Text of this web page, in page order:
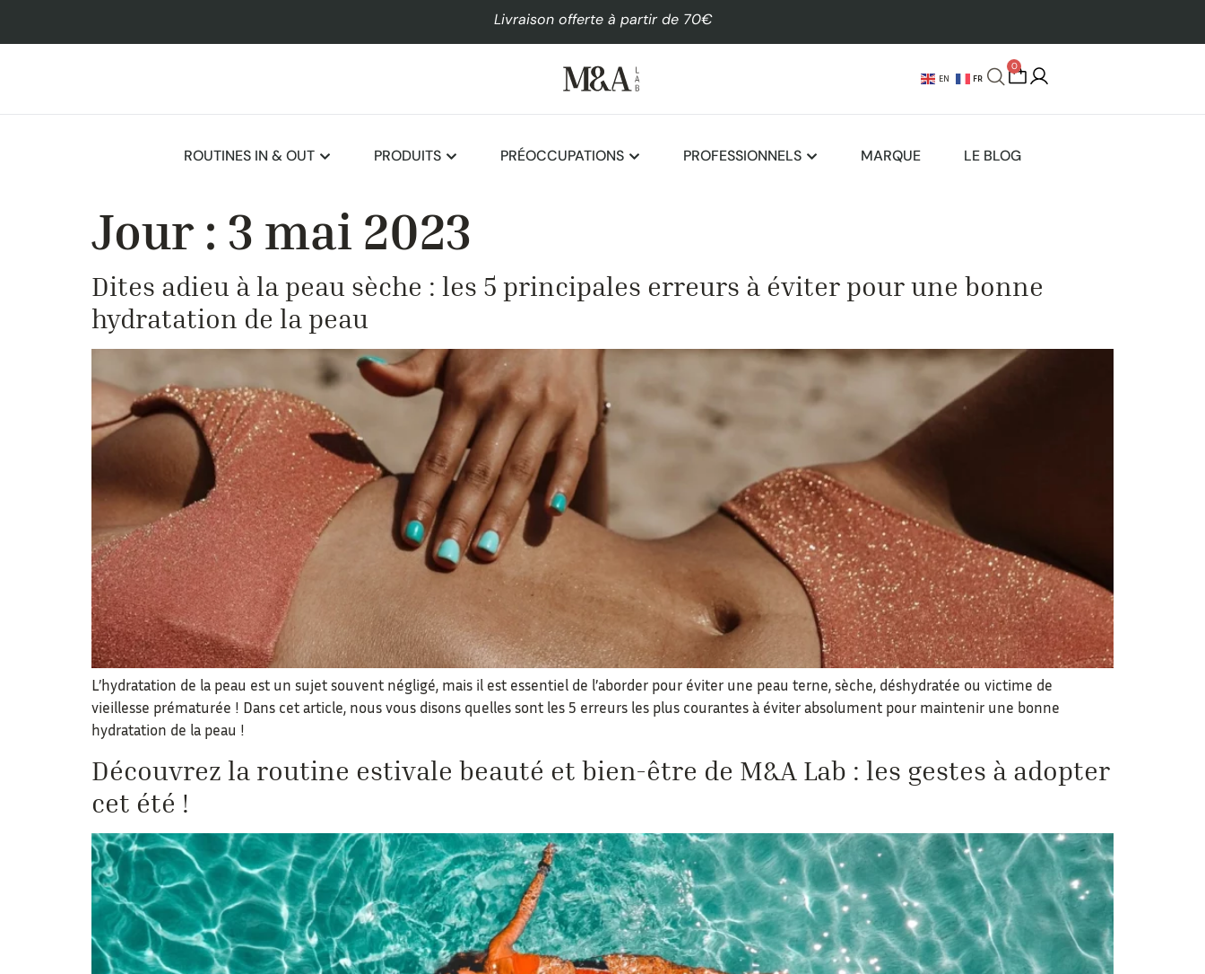
Livraison offerte à partir de 70€
EN FR
0
ROUTINES IN & OUT PRODUITS PRÉOCCUPATIONS PROFESSIONNELS MARQUE LE BLOG
Jour : 3 mai 2023
Dites adieu à la peau sèche : les 5 principales erreurs à éviter pour une bonne
hydratation de la peau
L’hydratation de la peau est un sujet souvent négligé, mais il est essentiel de l’aborder pour éviter une peau terne, sèche, déshydratée ou victime de
vieillesse prématurée ! Dans cet article, nous vous disons quelles sont les 5 erreurs les plus courantes à éviter absolument pour maintenir une bonne
hydratation de la peau !
Découvrez la routine estivale beauté et bien-être de M&A Lab : les gestes à adopter
cet été !